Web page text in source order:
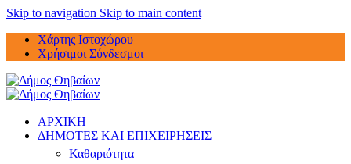
Skip to navigation Skip to main content
Χάρτης Ιστοχώρου
Χρήσιμοι Σύνδεσμοι
ΑΡΧΙΚΗ
ΔΗΜΟΤΕΣ ΚΑΙ ΕΠΙΧΕΙΡΗΣΕΙΣ
Καθαριότητα